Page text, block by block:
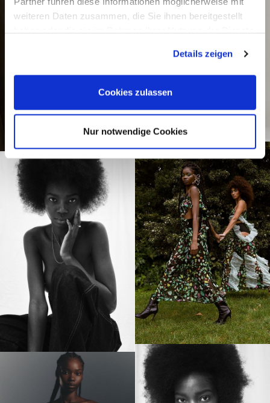
weiteren Daten zusammen, die Sie ihnen bereitgestellt
Details zeigen
Cookies zulassen
Nur notwendige Cookies